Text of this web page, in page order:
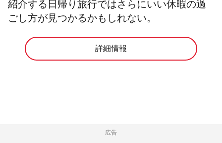
紹介する日帰り旅行ではさらにいい休暇の過
ごし方が見つかるかもしれない。
詳細情報
広告